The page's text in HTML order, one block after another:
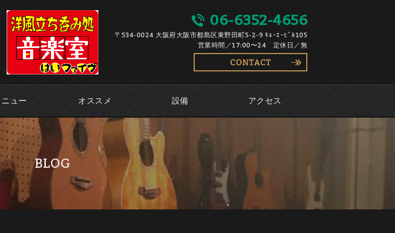
06-6352-4656
〒534-0024 大阪府大阪市都島区東野田町5-2-9 ｷｮｰｴｰﾋﾞﾙ105
営業時間／17:00〜24 定休日／無
ュー オススメ 設備 アクセス
BLOG